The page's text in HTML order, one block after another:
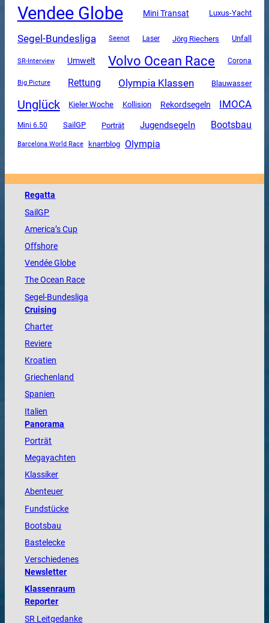
Vendee Globe Mini Transat Luxus-Yacht
Segel-Bundesliga Seenot Laser Jörg Riechers Unfall
SR-Interview Umwelt Volvo Ocean Race Corona
Big Picture Rettung Olympia Klassen Blauwasser
Unglück Kieler Woche Kollision Rekordsegeln IMOCA
Mini 6.50 SailGP Porträt Jugendsegeln Bootsbau
Barcelona World Race knarrblog Olympia
Regatta
SailGP
America’s Cup
Offshore
VendéeGlobe
TheOcean Race
Segel-Bundesliga
Cruising
Charter
Reviere
Kroatien
Griechenland
Spanien
Italien
Panorama
Porträt
Megayachten
Klassiker
Abenteuer
Fundstücke
Bootsbau
Bastelecke
Verschiedenes
Newsletter
Klassenraum
Reporter
SR Leitgedanke